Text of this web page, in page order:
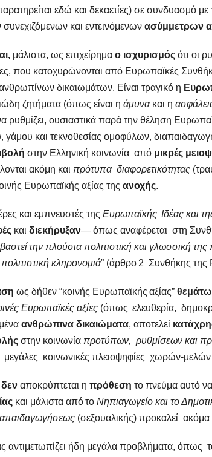
εδώ και δεκαετίες) σε συνδυασμό με
και εντεινόμενων ασύμμετρων
μάλιστα, ως επιχείρημα ο ισχυρισμός ότι οι
που κατοχυρώνονται από Ευρωπαϊκές
δικαιωμάτων. Είναι τραγικό η
ζητήματα (όπως είναι η άμυνακαι η
ρυθμίζει, ουσιαστικά παρά την θέληση
γάμου και τεκνοθεσίας ομοφύλων,
στην Ελληνική κοινωνία από μικρές
ακόμη και πρότυπα διαφορετικότητας
Ευρωπαϊκής αξίας της ανοχής.
και εμπνευστές της Ευρωπαϊκής Ιδέας και
και διεκήρυξαν— όπως αναφέρεται στη
την πλούσια πολιτιστική και γλωσσική
κληρονομιά” (άρθρο 2 Συνθήκης
ως δήθεν “κοινής Ευρωπαϊκής αξίας”
Ευρωπαϊκές αξίες (όπως ελευθερία,
ανθρώπινα δικαιώματα, αποτελεί
στην κοινωνία προτύπων, ρυθμίσεων και
μεγάλες κοινωνικές πλειοψηφίες χωρών-
δεν αποκρύπτεται η πρόθεση το πνεύμα αυτό
και μάλιστα από το Νηπιαγωγείο και το
(σεξουαλικής) προκαλεί ακόμα
αντιμετωπίζει ήδη μεγάλα προβλήματα, όπως